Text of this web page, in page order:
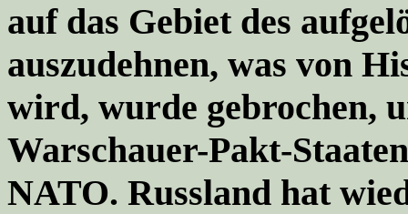
auf das Gebiet des
auszudehnen, was von
wird, wurde gebrochen,
Warschauer-Pakt-
NATO. Russland hat